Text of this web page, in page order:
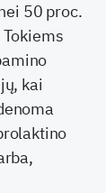
50 proc.
kai